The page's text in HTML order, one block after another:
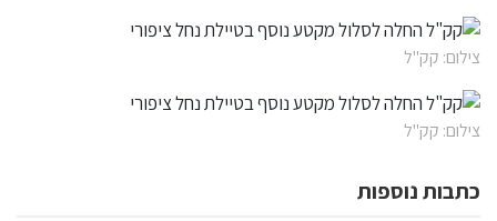
צילום: קק"ל
צילום: קק"ל
כתבות נוספות